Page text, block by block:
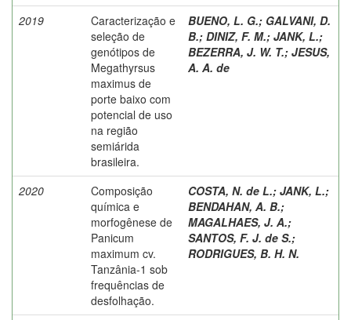
2019
Caracterização e
seleção de
genótipos de
Megathyrsus
maximus de
porte baixo com
potencial de uso
na região
semiárida
brasileira.
BUENO, L. G.; GALVANI, D.
B.; DINIZ, F. M.; JANK, L.;
BEZERRA, J. W. T.; JESUS,
A. A. de
2020
Composição
química e
morfogênese de
Panicum
maximum cv.
Tanzânia-1 sob
frequências de
desfolhação.
COSTA, N. de L.; JANK, L.;
BENDAHAN, A. B.;
MAGALHAES, J. A.;
SANTOS, F. J. de S.;
RODRIGUES, B. H. N.